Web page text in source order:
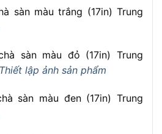
sàn màu trắng (17in) Trung
sàn màu đỏ (17in) Trung
Thiết lập ảnh sản phẩm
sàn màu đen (17in) Trung